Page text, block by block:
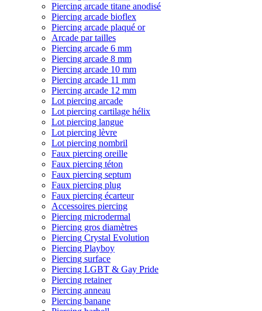
Piercing arcade titane anodisé
Piercing arcade bioflex
Piercing arcade plaqué or
Arcade par tailles
Piercing arcade 6 mm
Piercing arcade 8 mm
Piercing arcade 10 mm
Piercing arcade 11 mm
Piercing arcade 12 mm
Lot piercing arcade
Lot piercing cartilage hélix
Lot piercing langue
Lot piercing lèvre
Lot piercing nombril
Faux piercing oreille
Faux piercing téton
Faux piercing septum
Faux piercing plug
Faux piercing écarteur
Accessoires piercing
Piercing microdermal
Piercing gros diamètres
Piercing Crystal Evolution
Piercing Playboy
Piercing surface
Piercing LGBT & Gay Pride
Piercing retainer
Piercing anneau
Piercing banane